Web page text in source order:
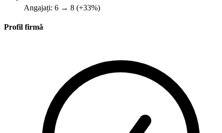
Angajați: 6 → 8 (+33%)
Profil firmă